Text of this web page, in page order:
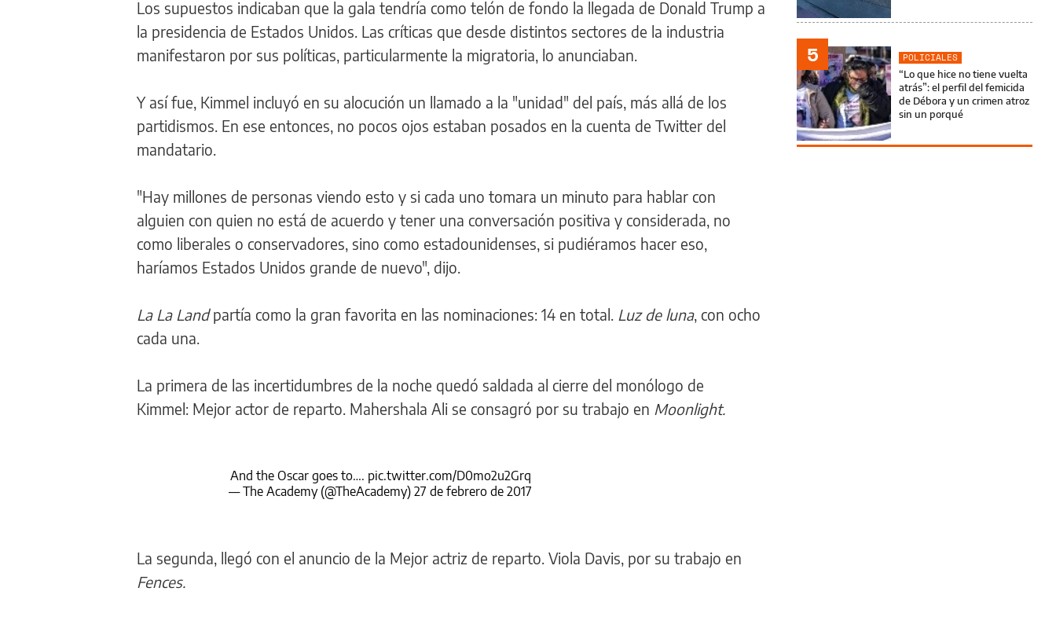
Los supuestos indicaban que la gala tendría como telón de fondo la llegada de Donald Trump a
la presidencia de Estados Unidos. Las críticas que desde distintos sectores de la industria
manifestaron por sus políticas, particularmente la migratoria, lo anunciaban.
Y así fue, Kimmel incluyó en su alocución un llamado a la "unidad" del país, más allá de los
partidismos. En ese entonces, no pocos ojos estaban posados en la cuenta de Twitter del
mandatario.
"Hay millones de personas viendo esto y si cada uno tomara un minuto para hablar con
alguien con quien no está de acuerdo y tener una conversación positiva y considerada, no
como liberales o conservadores, sino como estadounidenses, si pudiéramos hacer eso,
haríamos Estados Unidos grande de nuevo", dijo.
La La Land partía como la gran favorita en las nominaciones: 14 en total. Luz de luna, con ocho
cada una.
La primera de las incertidumbres de la noche quedó saldada al cierre del monólogo de
Kimmel: Mejor actor de reparto. Mahershala Ali se consagró por su trabajo en Moonlight.
And the Oscar goes to…. pic.twitter.com/D0mo2u2Grq
— The Academy (@TheAcademy) 27 de febrero de 2017
La segunda, llegó con el anuncio de la Mejor actriz de reparto. Viola Davis, por su trabajo en
Fences.
5
POLICIALES
“Lo que hice no tiene vuelta
atrás”: el perfil del femicida
de Débora y un crimen atroz
sin un porqué